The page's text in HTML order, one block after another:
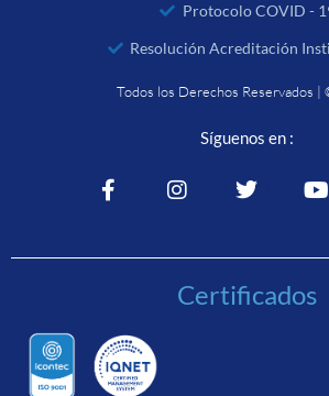
Protocolo COVID -
Resolución Acreditación
Todos los Derechos Reservados
Síguenos en :
Certificados